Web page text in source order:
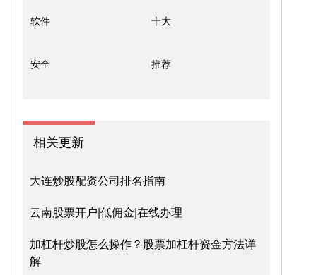
软件 十大
安全 推荐
相关更新
大连炒股配资公司排名指南
云南股票开户|低佣金|在线办理
加杠杆炒股怎么操作？股票加杠杆资金方法详
解